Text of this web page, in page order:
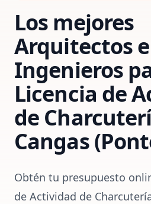
Los mejores
Arquitectos e
Ingenieros
Licencia de
de
Cangas
Obtén tu presupuesto
de Actividad de